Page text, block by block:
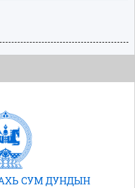
СУМ ДУНДЫН